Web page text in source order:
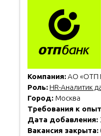
Компания:АО «ОТП
Роль:HR-Аналитик
Город: Москва
Требования к
Дата добавления:
Вакансия закрыта: